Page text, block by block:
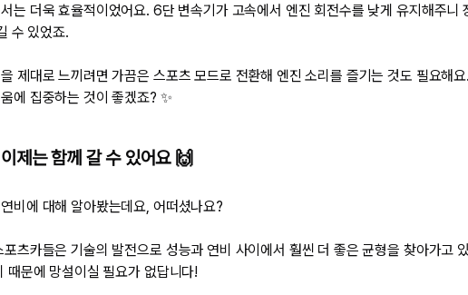
는 더욱 효율적이었어요. 6단 변속기가 고속에서 엔진 회전수를 낮게 유지해주니
수 있었죠.
제대로 느끼려면 가끔은 스포츠 모드로 전환해 엔진 소리를 즐기는 것도 필요해
에 집중하는 것이 좋겠죠? ✨
제는 함께 갈 수 있어요 🙌
비에 대해 알아봤는데요, 어떠셨나요?
츠카들은 기술의 발전으로 성능과 연비 사이에서 훨씬 더 좋은 균형을 찾아가고
때문에 망설이실 필요가 없답니다!